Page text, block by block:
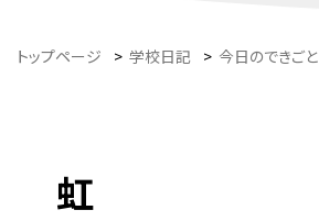
トップページ > 学校日記 > 今日のできごと
虹